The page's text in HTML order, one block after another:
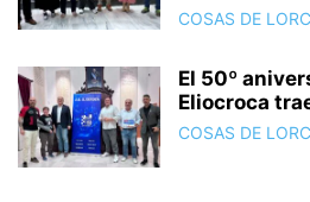
COSAS DE
El 50º
Eliocroca
COSAS DE